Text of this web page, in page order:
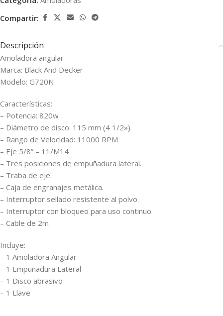
Compartir:
Descripción
Amoladora angular
Marca: Black And Decker
Modelo: G720N
Características:
– Potencia: 820w
– Diámetro de disco: 115 mm (4 1/2»)
– Rango de Velocidad: 11000 RPM
– Eje 5/8” – 11/M14
– Tres posiciones de empuñadura lateral.
– Traba de eje.
– Caja de engranajes metálica.
– Interruptor sellado resistente al polvo.
– Interruptor con bloqueo para uso continuo.
– Cable de 2m
Incluye:
– 1 Amoladora Angular
– 1 Empuñadura Lateral
– 1 Disco abrasivo
– 1 Llave